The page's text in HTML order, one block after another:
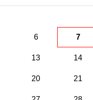
6 7
13 14
20 21